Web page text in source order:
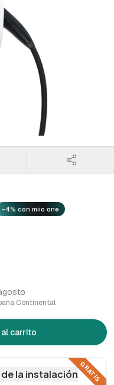
-4% con miio one
Continental
carrito
GRATIS
la instalación